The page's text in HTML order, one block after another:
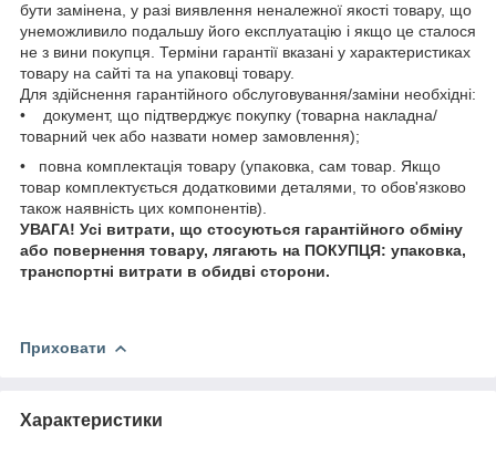
бути замінена, у разі виявлення неналежної якості товару, що
унеможливило подальшу його експлуатацію і якщо це сталося
не з вини покупця. Терміни гарантії вказані у характеристиках
товару на сайті та на упаковці товару.
Для здійснення гарантійного обслуговування/заміни необхідні:
• документ, що підтверджує покупку (товарна накладна/
товарний чек або назвати номер замовлення);
• повна комплектація товару (упаковка, сам товар. Якщо
товар комплектується додатковими деталями, то обов'язково
також наявність цих компонентів).
УВАГА! Усі витрати, що стосуються гарантійного обміну
або повернення товару, лягають на ПОКУПЦЯ: упаковка,
транспортні витрати в обидві сторони.
Приховати
Характеристики